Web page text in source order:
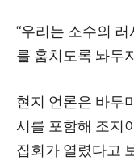
“우리는 소수의
를 훔치도록 놔두
현지 언론은 바투
시를 포함해 조지
집회가 열렸다고